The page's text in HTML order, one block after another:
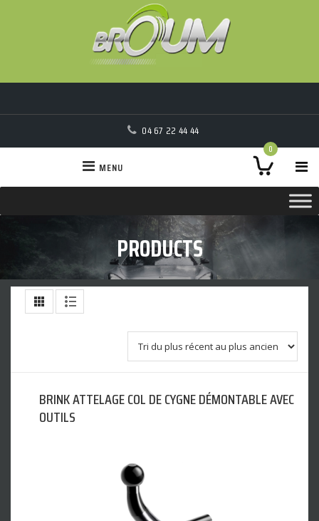
04 67 22 44 44
0
MENU
PRODUCTS
BRINK ATTELAGE COL DE CYGNE DÉMONTABLE AVEC
OUTILS